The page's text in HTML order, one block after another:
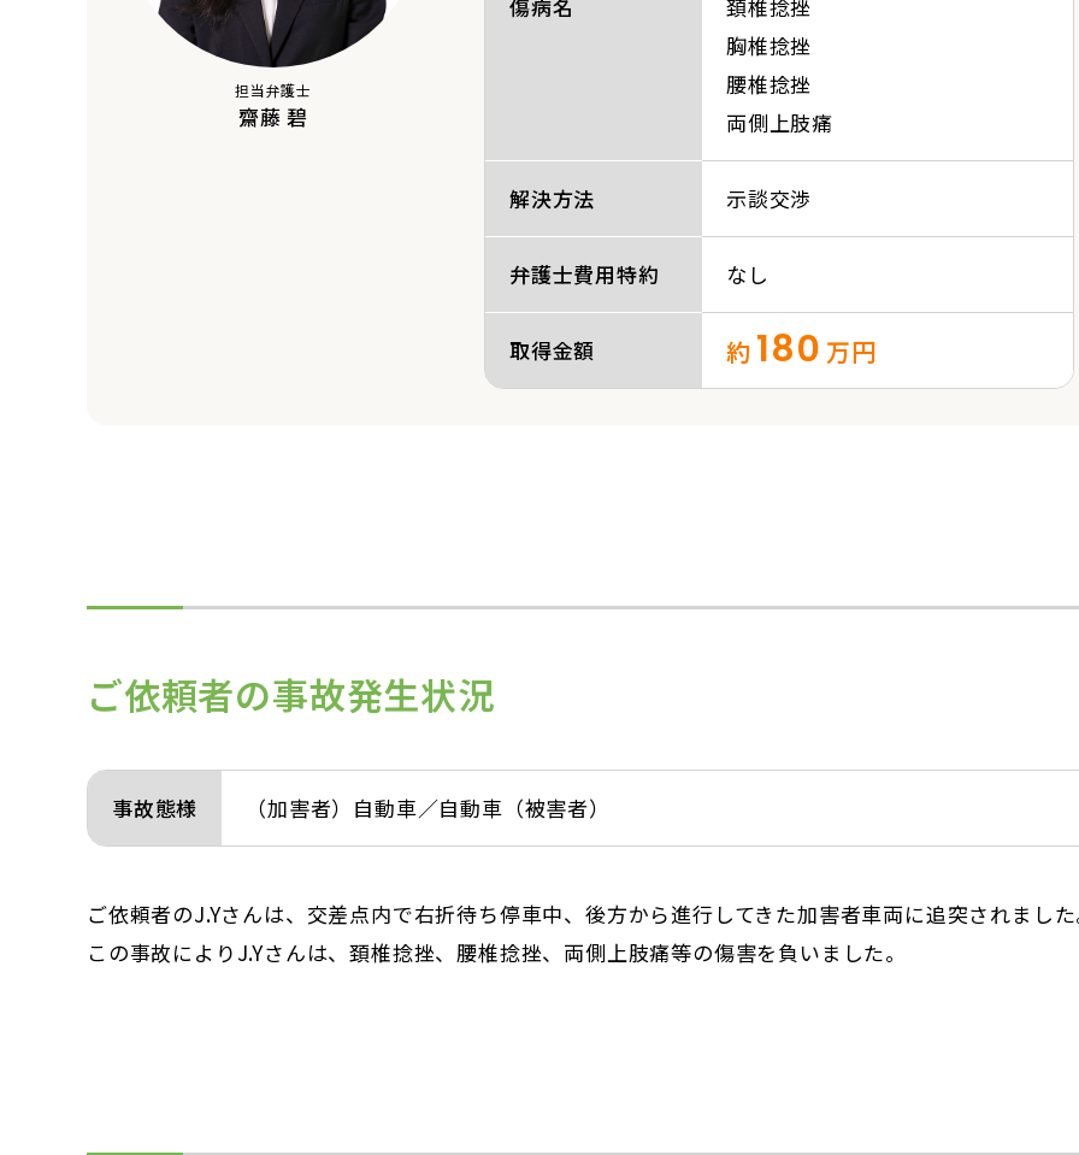
担当弁護士
齋藤 碧
傷病名
頚椎捻挫
胸椎捻挫
腰椎捻挫
両側上肢痛
解決方法 示談交渉
弁護士費用特約 なし
取得金額 約 180 万円
ご依頼者の事故発生状況
事故態様 （加害者）自動車／自動車（被害者）
ご依頼者のJ.Yさんは、交差点内で右折待ち停車中、後方から進行してきた加害者車両に追突されました
この事故によりJ.Yさんは、頚椎捻挫、腰椎捻挫、両側上肢痛等の傷害を負いました。